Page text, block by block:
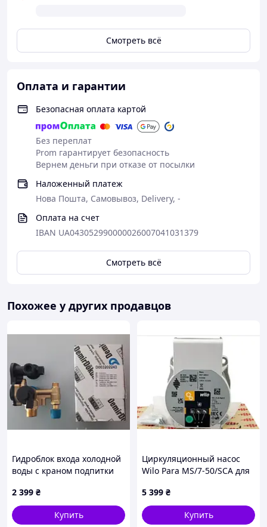
Смотреть всё
Оплата и гарантии
Безопасная оплата картой
Без переплат
Prom гарантирует безопасность
Вернем деньги при отказе от посылки
Наложенный платеж
Нова Пошта, Самовывоз, Delivery, -
Оплата на счет
IBAN UA043052990000026007041031379
Смотреть всё
Похожее у других продавцов
Гидроблок входа холодной
воды с краном подпитки
(0020118699)
2 399 ₴
Купить
Циркуляционный насос
Wilo Para MS/7-50/SCA для
Panther Gepard Condens |
Купить оригинальный
0010032795
5 399 ₴
Купить